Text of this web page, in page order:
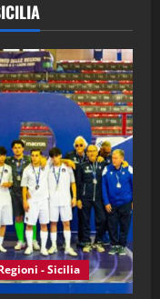
2026)
28^ Puntata
Sport News
27^ Puntata
- Sicilia